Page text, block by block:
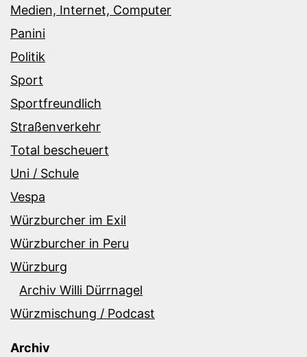
Medien, Internet, Computer
Panini
Politik
Sport
Sportfreundlich
Straßenverkehr
Total bescheuert
Uni / Schule
Vespa
Würzburcher im Exil
Würzburcher in Peru
Würzburg
Archiv Willi Dürrnagel
Würzmischung / Podcast
Archiv